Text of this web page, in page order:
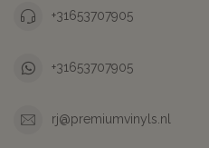
+31653707905
+31653707905
rj@premiumvinyls.nl